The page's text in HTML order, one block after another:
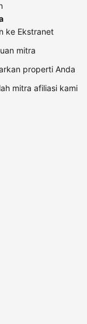
ke Ekstranet
mitra
properti Anda
mitra afiliasi kami